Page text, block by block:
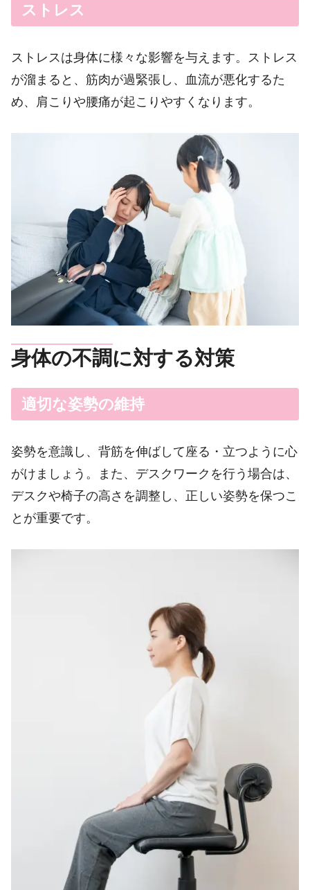
ストレス
ストレスは身体に様々な影響を与えます。ストレス
が溜まると、筋肉が過緊張し、血流が悪化するた
め、肩こりや腰痛が起こりやすくなります。
身体の不調に対する対策
適切な姿勢の維持
姿勢を意識し、背筋を伸ばして座る・立つように心
がけましょう。また、デスクワークを行う場合は、
デスクや椅子の高さを調整し、正しい姿勢を保つこ
とが重要です。